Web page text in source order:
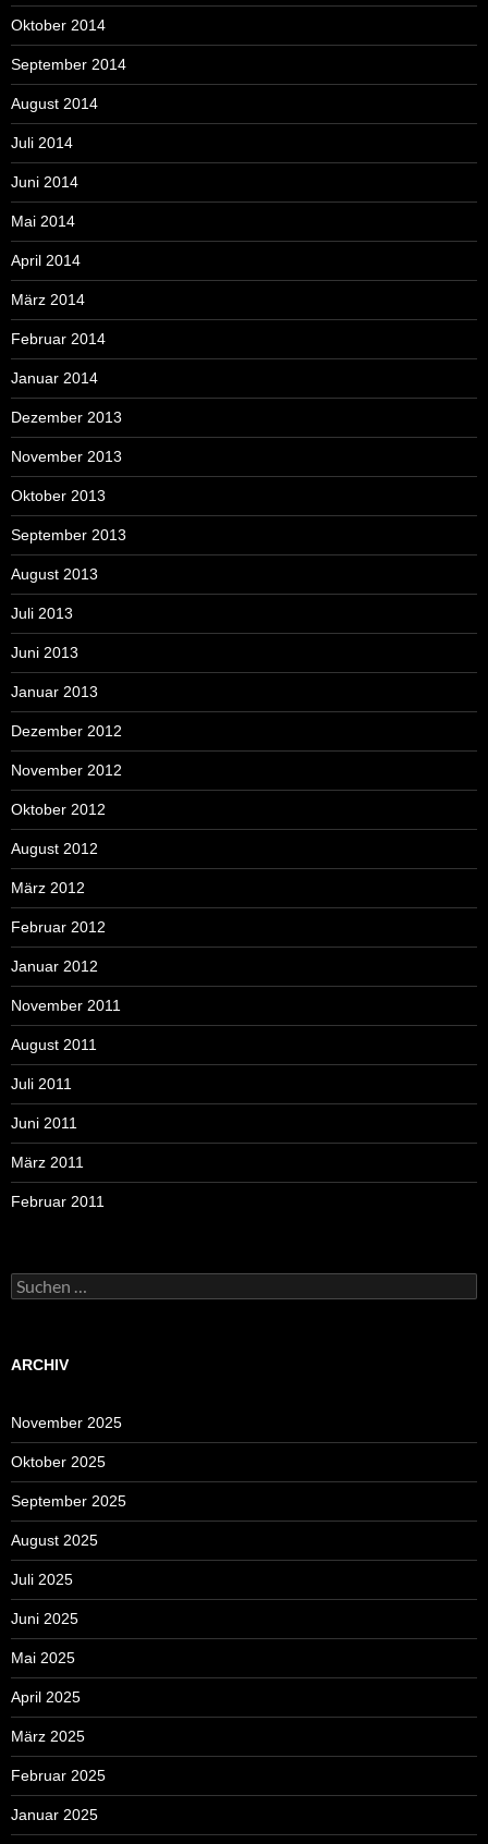
Oktober 2014
September 2014
August 2014
Juli 2014
Juni 2014
Mai 2014
April 2014
März 2014
Februar 2014
Januar 2014
Dezember 2013
November 2013
Oktober 2013
September 2013
August 2013
Juli 2013
Juni 2013
Januar 2013
Dezember 2012
November 2012
Oktober 2012
August 2012
März 2012
Februar 2012
Januar 2012
November 2011
August 2011
Juli 2011
Juni 2011
März 2011
Februar 2011
Suchen
nach:
ARCHIV
November 2025
Oktober 2025
September 2025
August 2025
Juli 2025
Juni 2025
Mai 2025
April 2025
März 2025
Februar 2025
Januar 2025